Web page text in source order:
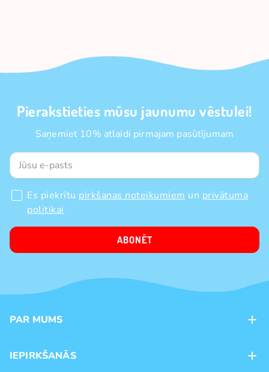
Pierakstieties mūsu jaunumu vēstulei!
Saņemiet 10% atlaidi pirmajam pasūtījumam
Es piekrītu pirkšanas noteikumiem un privātuma
politikai
ABONĒT
PAR MUMS
Veikali
IEPIRKŠANĀS